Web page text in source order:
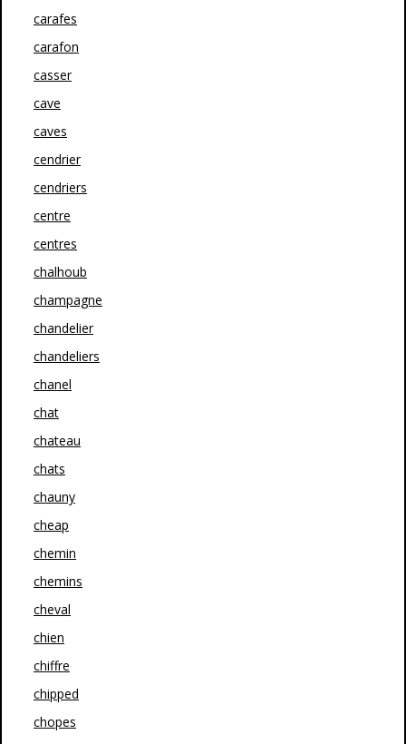
carafes
carafon
casser
cave
caves
cendrier
cendriers
centre
centres
chalhoub
champagne
chandelier
chandeliers
chanel
chat
chateau
chats
chauny
cheap
chemin
chemins
cheval
chien
chiffre
chipped
chopes